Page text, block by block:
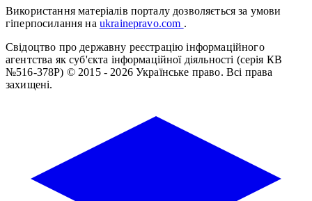
Використання матеріалів порталу дозволяється за умови
гіперпосилання на ukrainepravo.com .
Свідоцтво про державну реєстрацію інформаційного
агентства як суб'єкта інформаційної діяльності (серія КВ
№516-378Р) © 2015 - 2026 Українське право. Всі права
захищені.